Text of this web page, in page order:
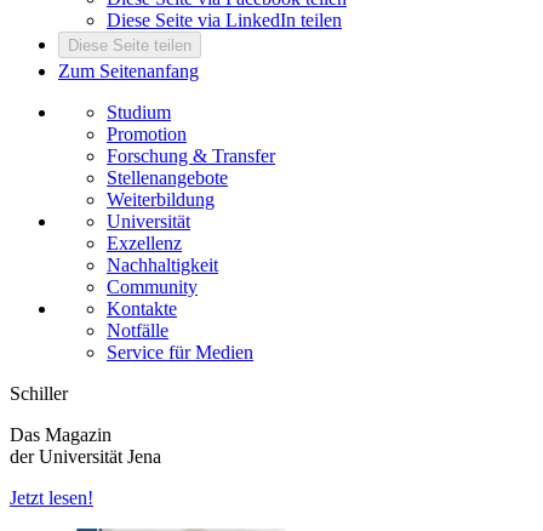
Diese Seite via LinkedIn teilen
Diese Seite teilen
Zum Seitenanfang
Studium
Promotion
Forschung & Transfer
Stellenangebote
Weiterbildung
Universität
Exzellenz
Nachhaltigkeit
Community
Kontakte
Notfälle
Service für Medien
Schiller
Das Magazin
der Universität Jena
Jetzt lesen!